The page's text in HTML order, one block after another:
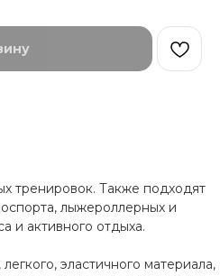
тренировок. Также подходят
лыжероллерных и
и активного отдыха.
эластичного материала,